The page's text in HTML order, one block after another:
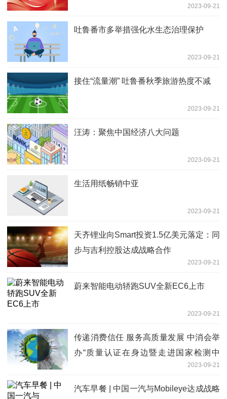
2023-09-21
吐鲁番市多举措强化水生态治理保护
2023-09-21
接住“流量潮” 吐鲁番秋季旅游热度不减
2023-09-21
汪涛：聚焦中国经济八大问题
2023-09-21
生活用纸畅销中亚
2023-09-21
天齐锂业向Smart投资1.5亿美元落定：同
步与吉利控股达成战略合作
2023-09-21
蔚来智能电动轿跑SUV全新EC6上市
2023-09-21
传递消费信任 服务高质量发展 中消会举
办“质量认证在身边暨走进国家检测中
2023-09-21
汽车早餐 | 中国一汽与Mobileye达成战略